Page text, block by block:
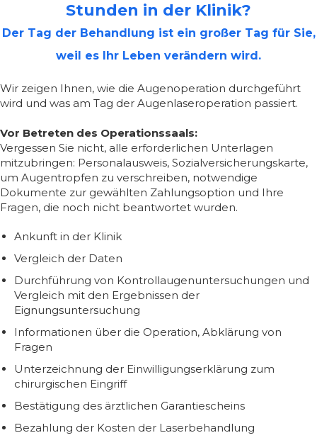
Stunden in der Klinik?
Der Tag der Behandlung ist ein großer Tag für Sie,
weil es Ihr Leben verändern wird.
Wir zeigen Ihnen, wie die Augenoperation durchgeführt
wird und was am Tag der Augenlaseroperation passiert.
Vor Betreten des Operationssaals:
Vergessen Sie nicht, alle erforderlichen Unterlagen
mitzubringen: Personalausweis, Sozialversicherungskarte,
um Augentropfen zu verschreiben, notwendige
Dokumente zur gewählten Zahlungsoption und Ihre
Fragen, die noch nicht beantwortet wurden.
Ankunft in der Klinik
Vergleich der Daten
Durchführung von Kontrollaugenuntersuchungen und
Vergleich mit den Ergebnissen der
Eignungsuntersuchung
Informationen über die Operation, Abklärung von
Fragen
Unterzeichnung der Einwilligungserklärung zum
chirurgischen Eingriff
Bestätigung des ärztlichen Garantiescheins
Bezahlung der Kosten der Laserbehandlung